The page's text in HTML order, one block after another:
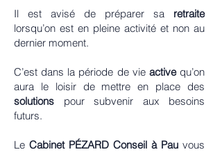
Il est avisé de préparer sa retraite
lorsqu’on est en pleine activité et non au
dernier moment.
C’est dans la période de vie activequ’on
aura le loisir de mettre en place des
solutions pour subvenir aux besoins
futurs.
Le Cabinet PÉZARD Conseil à Pau vous